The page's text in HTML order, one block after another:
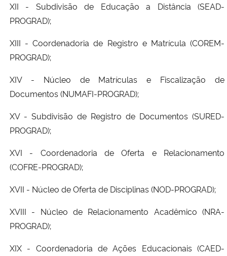
XII - Subdivisão de Educação a Distância (SEAD-
PROGRAD);
XIII - Coordenadoria de Registro e Matrícula (COREM-
PROGRAD);
XIV - Núcleo de Matrículas e Fiscalização de
Documentos (NUMAFI-PROGRAD);
XV - Subdivisão de Registro de Documentos (SURED-
PROGRAD);
XVI - Coordenadoria de Oferta e Relacionamento
(COFRE-PROGRAD);
XVII - Núcleo de Oferta de Disciplinas (NOD-PROGRAD);
XVIII - Núcleo de Relacionamento Acadêmico (NRA-
PROGRAD);
XIX - Coordenadoria de Ações Educacionais (CAED-